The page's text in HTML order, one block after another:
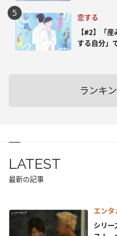
恋する
【#2】「
する自分」
ランキ
LATEST
最新の記事
エンタ
シリー